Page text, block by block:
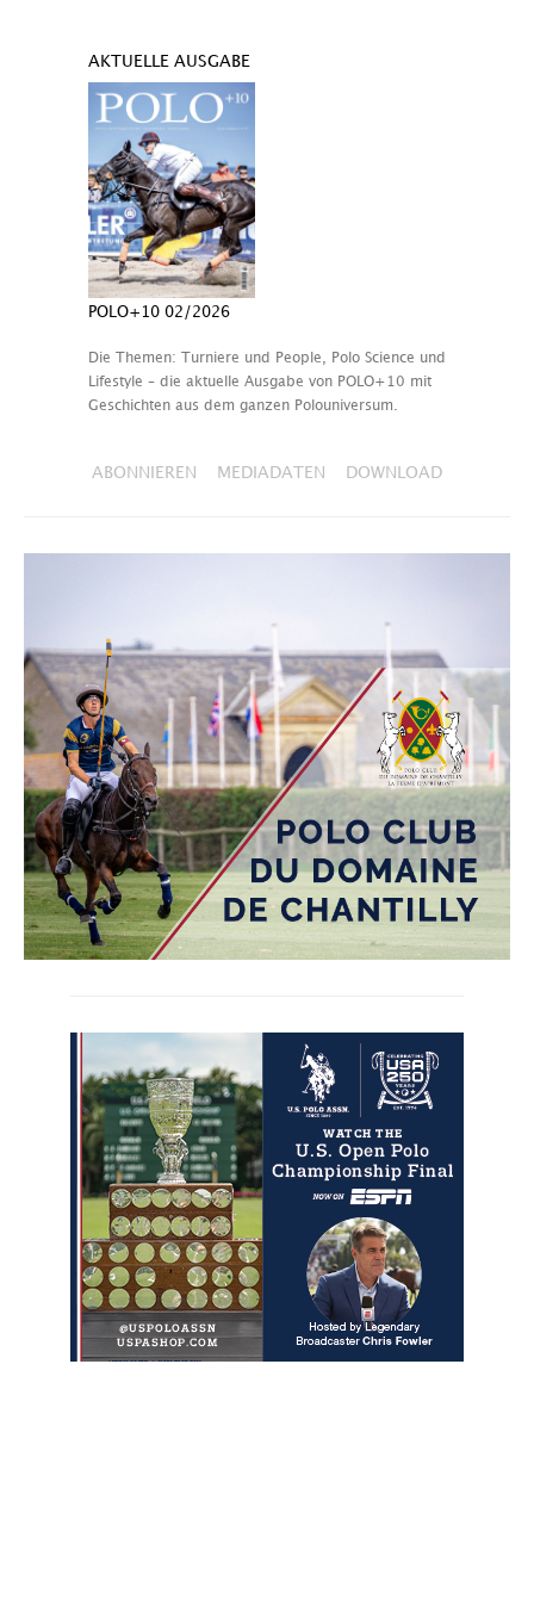
AKTUELLE AUSGABE
POLO+10 02/2026
Die Themen: Turniere und People, Polo Science und
Lifestyle – die aktuelle Ausgabe von POLO+10 mit
Geschichten aus dem ganzen Polouniversum.
ABONNIEREN MEDIADATEN DOWNLOAD